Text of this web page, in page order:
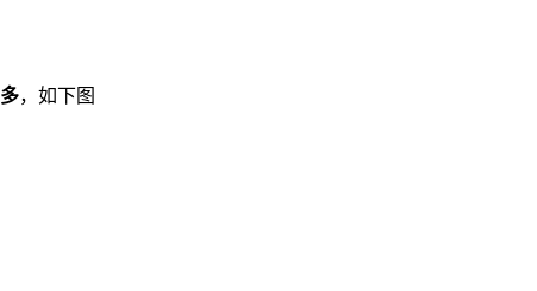
多，如下图